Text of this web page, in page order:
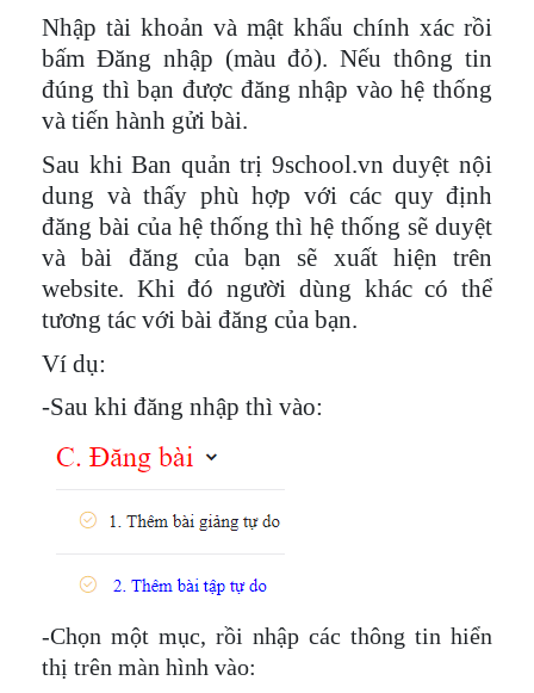
Nhập tài khoản và mật khẩu chính xác rồi
bấm Đăng nhập (màu đỏ). Nếu thông tin
đúng thì bạn được đăng nhập vào hệ thống
và tiến hành gửi bài.
Sau khi Ban quản trị 9school.vn duyệt nội
dung và thấy phù hợp với các quy định
đăng bài của hệ thống thì hệ thống sẽ duyệt
và bài đăng của bạn sẽ xuất hiện trên
website. Khi đó người dùng khác có thể
tương tác với bài đăng của bạn.
Ví dụ:
-Sau khi đăng nhập thì vào:
-Chọn một mục, rồi nhập các thông tin hiển
thị trên màn hình vào: